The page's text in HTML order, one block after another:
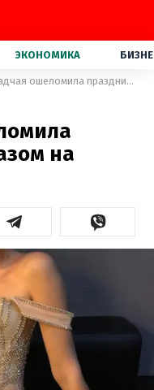
ЭКОНОМИКА
Катя Осадчая ошеломила праздничным образом на Новый год: фото
на